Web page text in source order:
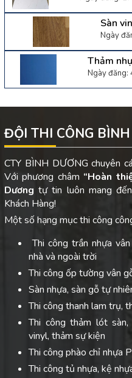
Sàn
Ngày
Thảm
Ngày đăng:
ĐỘI THI CÔNG
CTY BÌNH DƯƠNG chuyên
Với phương châm “Hoàn
Dươngtự tin luôn mang
Khách Hàng!
Một số hạng mục thi công
Thi công trần nhựa
nhà và ngoài trời
Thi công ốp tường vân
Sàn nhựa, sàn gỗ tự
Thi công thanh lam trụ,
Thi công thảm lót
vinyl, thảm sự kiện
Thi công phào chỉ nhựa
Thi công tủ nhựa, kệ